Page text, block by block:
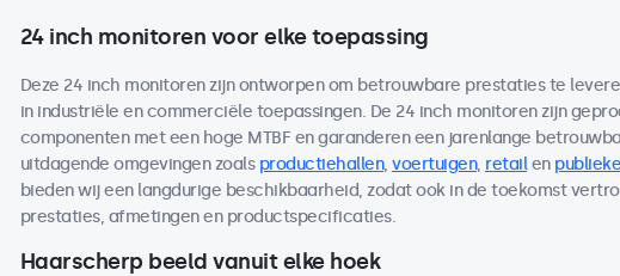
24 inch monitoren voor elke toepassing
Deze 24 inch monitoren zijn ontworpen om betrouwbare prestaties te
in industriële en commerciële toepassingen. De 24 inch monitoren zijn
componenten met een hoge MTBF en garanderen een jarenlange
uitdagende omgevingen zoals productiehallen, voertuigen, retailen
bieden wij een langdurige beschikbaarheid, zodat ook in de toekomst
prestaties, afmetingen en productspecificaties.
Haarscherp beeld vanuit elke hoek